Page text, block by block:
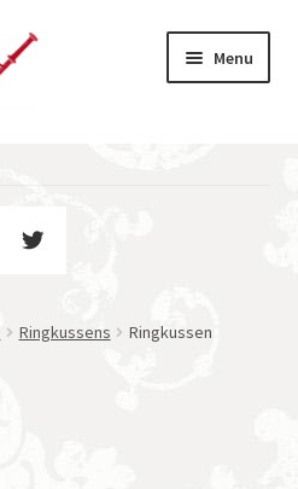
Menu
Ringkussens
Ringkussen